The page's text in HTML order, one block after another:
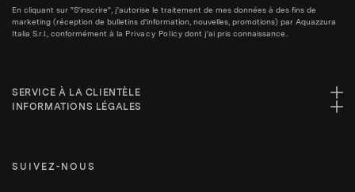
En cliquant sur "S'inscrire", j'autorise le traitement de mes données à des fins de
marketing (réception de bulletins d'information, nouvelles, promotions) par Aquazzura
Italia S.r.l., conformément à la Privacy Policy dont j'ai pris connaissance..
SERVICE À LA CLIENTÈLE
INFORMATIONS LÉGALES
SUIVEZ-NOUS